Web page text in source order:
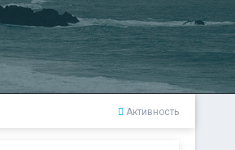
Активность